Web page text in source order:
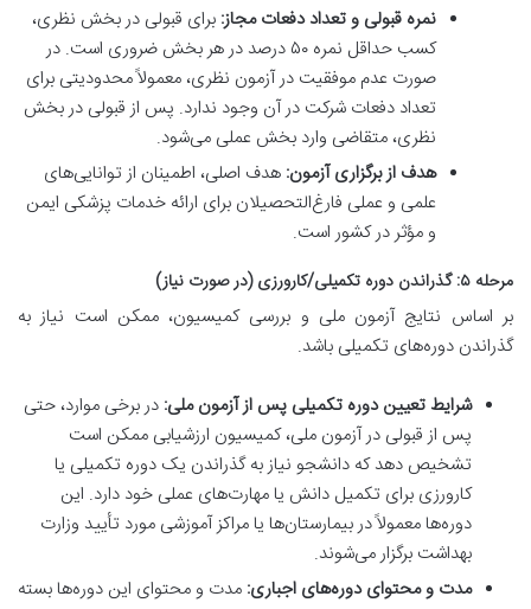
نمره قبولی و تعداد دفعات مجاز: برای قبولی در بخش نظری،
کسب حداقل نمره ۵۰ درصد در هر بخش ضروری است. در
صورت عدم موفقیت در آزمون نظری، معمولاً محدودیتی برای
تعداد دفعات شرکت در آن وجود ندارد. پس از قبولی در بخش
نظری، متقاضی وارد بخش عملی می‌شود.
هدف از برگزاری آزمون: هدف اصلی، اطمینان از توانایی‌های
علمی و عملی فارغ‌التحصیلان برای ارائه خدمات پزشکی ایمن
و مؤثر در کشور است.
مرحله ۵: گذراندن دوره تکمیلی/کارورزی (در صورت نیاز)
بر اساس نتایج آزمون ملی و بررسی کمیسیون، ممکن است نیاز به
گذراندن دوره‌های تکمیلی باشد.
شرایط تعیین دوره تکمیلی پس از آزمون ملی: در برخی موارد، حتی
پس از قبولی در آزمون ملی، کمیسیون ارزشیابی ممکن است
تشخیص دهد که دانشجو نیاز به گذراندن یک دوره تکمیلی یا
کارورزی برای تکمیل دانش یا مهارت‌های عملی خود دارد. این
دوره‌ها معمولاً در بیمارستان‌ها یا مراکز آموزشی مورد تأیید وزارت
بهداشت برگزار می‌شوند.
مدت و محتوای دوره‌های اجباری: مدت و محتوای این دوره‌ها بسته